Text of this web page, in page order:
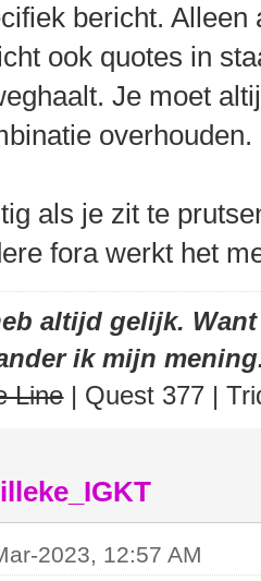
bericht. Alleen
ook quotes in
Je moet
overhouden.
als je zit te
fora werkt het
altijd gelijk.
ik mijn
Line| Quest 377 |
2023, 12:57 AM